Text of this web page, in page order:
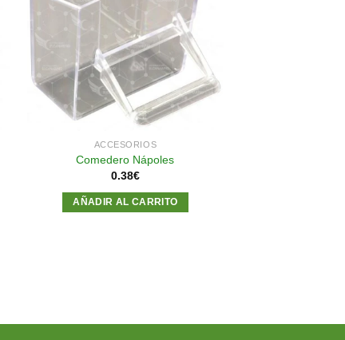
Añadir
a la
lista de
deseos
ACCESORIOS
Comedero Nápoles
0.38€
AÑADIR AL CARRITO